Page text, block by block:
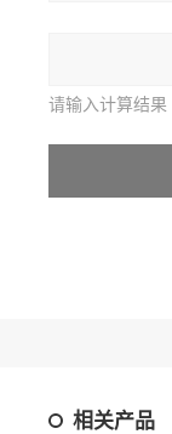
请输入计算结
相关产品